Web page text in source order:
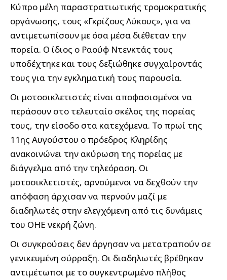
Κύπρο μέλη παραστρατιωτικής τρομοκρατικής
οργάνωσης, τους «Γκρίζους Λύκους», για να
αντιμετωπίσουν με όσα μέσα διέθεταν την
πορεία. Ο ίδιος ο Ραούφ Ντενκτάς τους
υποδέχτηκε και τους δεξιώθηκε συγχαίροντάς
τους για την εγκληματική τους παρουσία.
Οι μοτοσικλετιστές είναι αποφασισμένοι να
περάσουν στο τελευταίο σκέλος της πορείας
τους, την είσοδο στα κατεχόμενα. Το πρωί της
11ης Αυγούστου ο πρόεδρος Κληρίδης
ανακοινώνει την ακύρωση της πορείας με
διάγγελμα από την τηλεόραση. Οι
μοτοσικλετιστές, αρνούμενοι να δεχθούν την
απόφαση άρχισαν να περνούν μαζί με
διαδηλωτές στην ελεγχόμενη από τις δυνάμεις
του ΟΗΕ νεκρή ζώνη.
Οι συγκρούσεις δεν άργησαν να μετατραπούν σε
γενικευμένη σύρραξη. Οι διαδηλωτές βρέθηκαν
αντιμέτωποι με το συγκεντρωμένο πλήθος